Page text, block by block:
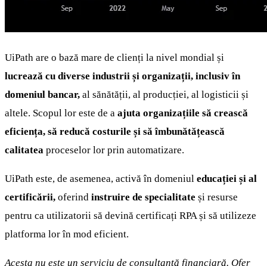
UiPath are o bază mare de clienți la nivel mondial și
lucrează cu diverse industrii și organizații, inclusiv în
domeniul bancar, al sănătății, al producției, al logisticii și
altele. Scopul lor este de a ajuta organizațiile să crească
eficiența, să reducă costurile și să îmbunătățească
calitatea proceselor lor prin automatizare.
UiPath este, de asemenea, activă în domeniul educației și al
certificării, oferind instruire de specialitate și resurse
pentru ca utilizatorii să devină certificați RPA și să utilizeze
platforma lor în mod eficient.
Acesta nu este un serviciu de consultanță financiară. Ofer